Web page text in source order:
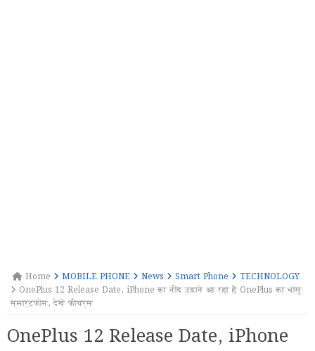
Home MOBILE PHONE News Smart Phone
TECHNOLOGY
OnePlus 12 Release Date, iPhone का नींद उड़ाने आ रहा है OnePlus का धांसू
स्मार्टफोन, देखें फीचर्स
OnePlus 12 Release Date, iPhone